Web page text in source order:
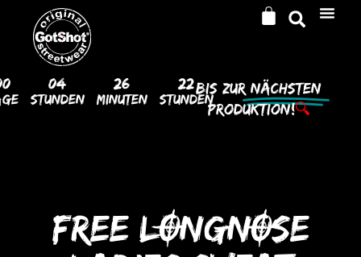
04
Stunden
26
Minuten
21
Stunden
Bis ZurNächsten
Produktion!🔍
FREE LONGNOSE